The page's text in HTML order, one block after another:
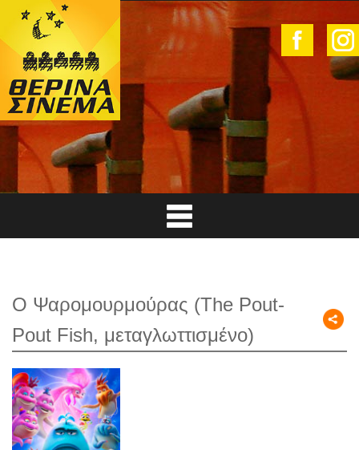
Ο Ψαρομουρμούρας (The Pout-
Pout Fish, μεταγλωττισμένο)